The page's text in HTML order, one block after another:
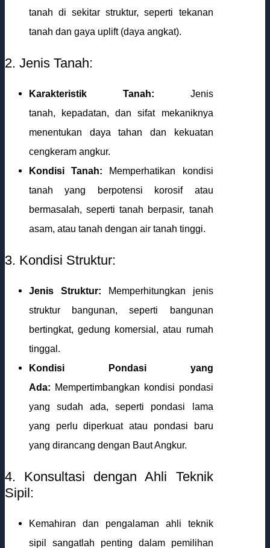
tanah di sekitar struktur, seperti tekanan
tanah dan gaya uplift (daya angkat).
2. Jenis Tanah:
Karakteristik Tanah: Jenis
tanah, kepadatan, dan sifat mekaniknya
menentukan daya tahan dan kekuatan
cengkeram angkur.
Kondisi Tanah: Memperhatikan kondisi
tanah yang berpotensi korosif atau
bermasalah, seperti tanah berpasir, tanah
asam, atau tanah dengan air tanah tinggi.
3. Kondisi Struktur:
Jenis Struktur: Memperhitungkan jenis
struktur bangunan, seperti bangunan
bertingkat, gedung komersial, atau rumah
tinggal.
Kondisi Pondasi yang
Ada: Mempertimbangkan kondisi pondasi
yang sudah ada, seperti pondasi lama
yang perlu diperkuat atau pondasi baru
yang dirancang dengan Baut Angkur.
4. Konsultasi dengan Ahli Teknik
Sipil:
Kemahiran dan pengalaman ahli teknik
sipil sangatlah penting dalam pemilihan